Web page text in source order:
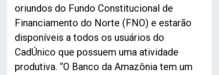
oriundos do Fundo Constitucional de
Financiamento do Norte (FNO) e estarão
disponíveis a todos os usuários do
CadÚnico que possuem uma atividade
produtiva. “O Banco da Amazônia tem um